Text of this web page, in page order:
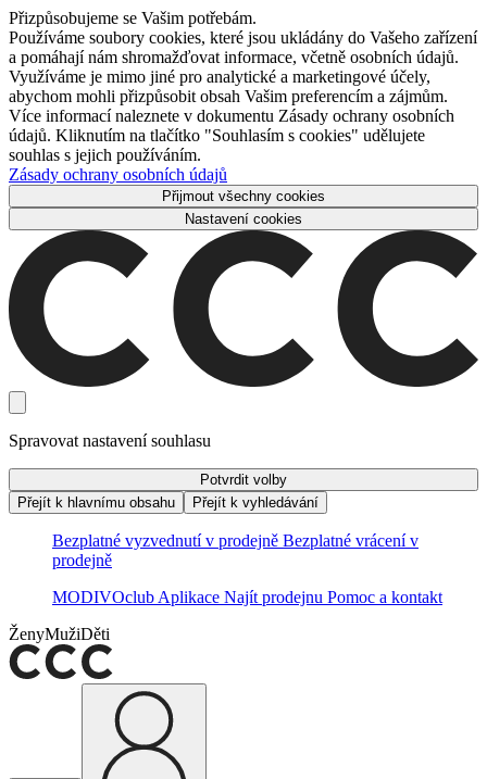
Přizpůsobujeme se Vašim potřebám.
Používáme soubory cookies, které jsou ukládány do Vašeho zařízení
a pomáhají nám shromažďovat informace, včetně osobních údajů.
Využíváme je mimo jiné pro analytické a marketingové účely,
abychom mohli přizpůsobit obsah Vašim preferencím a zájmům.
Více informací naleznete v dokumentu Zásady ochrany osobních
údajů. Kliknutím na tlačítko "Souhlasím s cookies" udělujete
souhlas s jejich používáním.
Zásady ochrany osobních údajů
Přijmout všechny cookies
Nastavení cookies
Spravovat nastavení souhlasu
Potvrdit volby
Přejít k hlavnímu obsahu
Přejít k vyhledávání
Bezplatné vyzvednutí v prodejně Bezplatné vrácení v
prodejně
MODIVOclub Aplikace Najít prodejnu Pomoc a kontakt
ŽenyMužiDěti